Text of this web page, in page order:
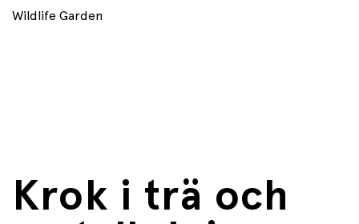
Wildlife Garden
Krok i trä och